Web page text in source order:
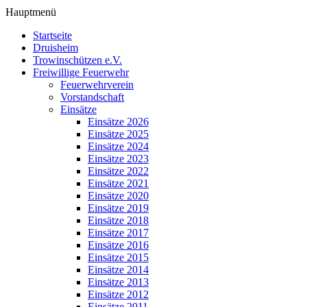
Hauptmenü
Startseite
Druisheim
Trowinschützen e.V.
Freiwillige Feuerwehr
Feuerwehrverein
Vorstandschaft
Einsätze
Einsätze 2026
Einsätze 2025
Einsätze 2024
Einsätze 2023
Einsätze 2022
Einsätze 2021
Einsätze 2020
Einsätze 2019
Einsätze 2018
Einsätze 2017
Einsätze 2016
Einsätze 2015
Einsätze 2014
Einsätze 2013
Einsätze 2012